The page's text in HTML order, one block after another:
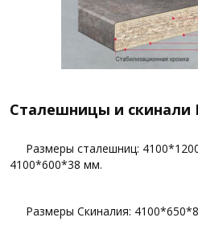
Сталешницы и скинали
Размеры сталешниц:
4100*600*38 мм.
Размеры Скиналия: